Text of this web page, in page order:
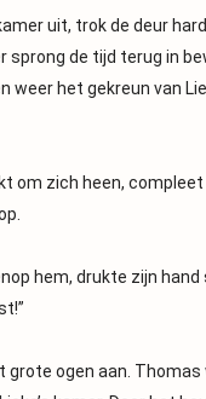
uit, trok de deur
sprong de tijd terug in
weer het gekreun van
om zich heen, compleet
hem, drukte zijn
grote ogen aan.